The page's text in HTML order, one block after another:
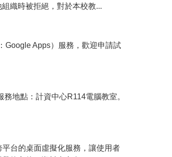
織時被拒絕，對於本校教...
Google Apps）服務，歡迎申請試
地點：計資中心R114電腦教室。
台的桌面虛擬化服務，讓使用者